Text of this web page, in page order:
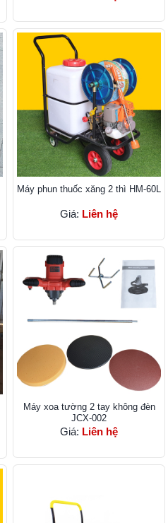
Máy phun thuốc xăng 2 thì HM-60L
Giá: Liên hệ
Máy xoa tường 2 tay không đèn
JCX-002
Giá: Liên hệ